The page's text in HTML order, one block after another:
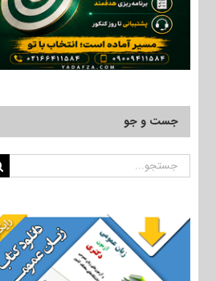
جست و جو
جستجو